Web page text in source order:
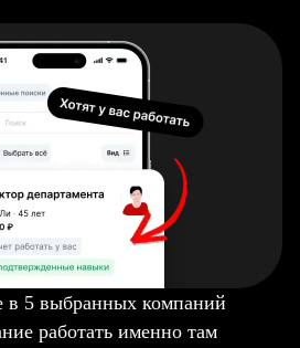
в 5 выбранных компаний
работать именно там